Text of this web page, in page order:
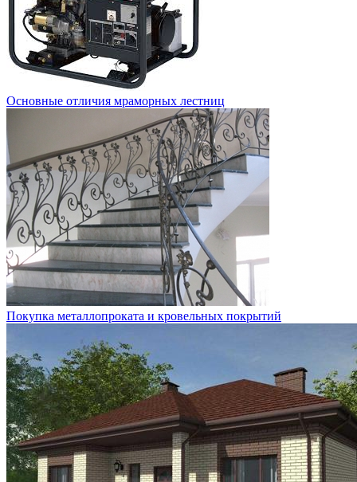
Основные отличия мраморных лестниц
Покупка металлопроката и кровельных покрытий